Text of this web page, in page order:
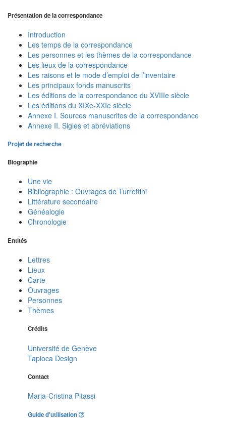
Présentation de la correspondance
Introduction
Les temps de la correspondance
Les personnes et les thèmes de la correspondance
Les lieux de la correspondance
Les raisons et le mode d’emploi de l’inventaire
Les principaux fonds manuscrits
Les éditions de la correspondance du XVIIIe siècle
Les éditions du XIXe-XXIe siècle
Annexe I. Sources manuscrites de la correspondance
Annexe II. Sigles et abréviations
Projet de recherche
Biographie
Une vie
Bibliographie : Ouvrages de Turrettini
Littérature secondaire
Généalogie
Chronologie
Entités
Lettres
Lieux
Carte
Ouvrages
Personnes
Thèmes
Crédits
Université de Genève
Tapioca Design
Contact
Maria-Cristina Pitassi
Guide d'utilisation